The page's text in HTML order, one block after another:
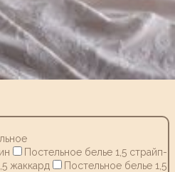
Постельное белье 1,5 страйп-
жаккард
Постельное белье 1,5